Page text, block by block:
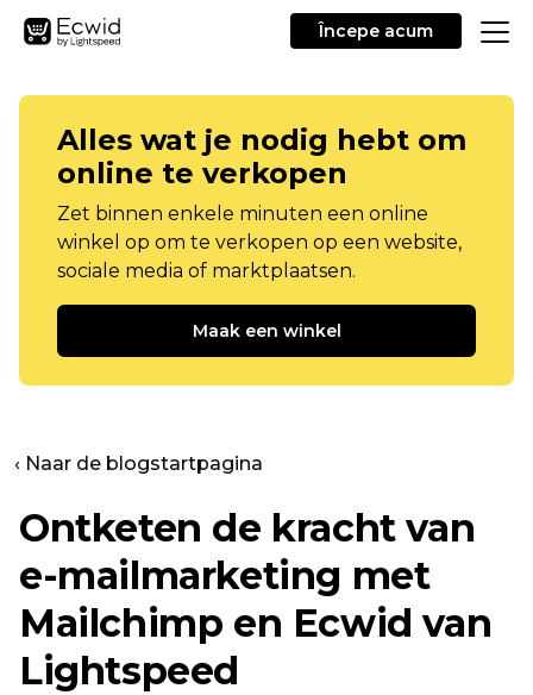
Începe acum
Alles wat je nodig hebt om
online te verkopen
Zet binnen enkele minuten een online
winkel op om te verkopen op een website,
sociale media of marktplaatsen.
Maak een winkel
‹ Naar de blogstartpagina
Ontketen de kracht van
e-mailmarketing met
Mailchimp en Ecwid van
Lightspeed